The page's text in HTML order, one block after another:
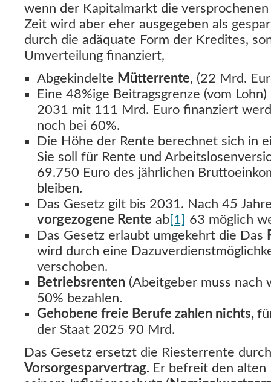
wenn der Kapitalmarkt die
Zeit wird aber eher ausgegeben als
durch die adäquate Form der Kredites,
Umverteilung finanziert,
Abgekindelte Mütterrente, (22 Mrd.
Eine 48%ige Beitragsgrenze (vom Lohn)
2031 mit 111 Mrd. Euro finanziert
noch bei 60%.
Die Höhe der Rente berechnet sich in
Sie soll für Rente und
69.750 Euro des jährlichen
bleiben.
Das Gesetz gilt bis 2031. Nach 45
vorgezogene Rente ab [1]
63 möglich
Das Gesetz erlaubt umgekehrt die Das
wird durch eine
verschoben.
Betriebsrenten (Abeitgeber muss nach
50% bezahlen.
Gehobene freie Berufe zahlen nichts,
der Staat 2025 90 Mrd.
Das Gesetz ersetzt die Riesterrente
Vorsorgesparvertrag. Er befreit den